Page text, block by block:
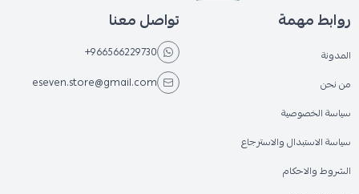
روابط مهمة
المدونة
من نحن
سياسة الخصوصية
سياسة الاستبدال والاسترجاع
الشروط والاحكام
تواصل معنا
+966566229730
eseven.store@gmail.com